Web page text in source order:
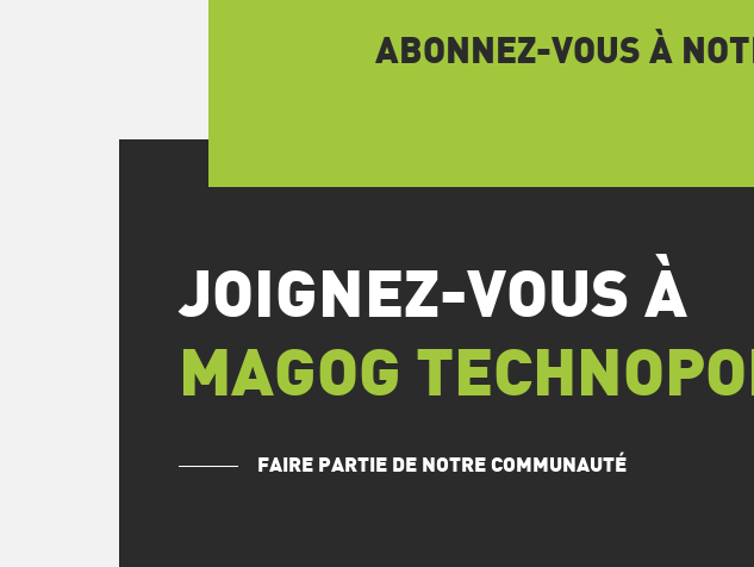
ABONNEZ-VOUS À
JOIGNEZ-VOUS À
MAGOG
FAIRE PARTIE DE NOTRE COMMUNAUTÉ